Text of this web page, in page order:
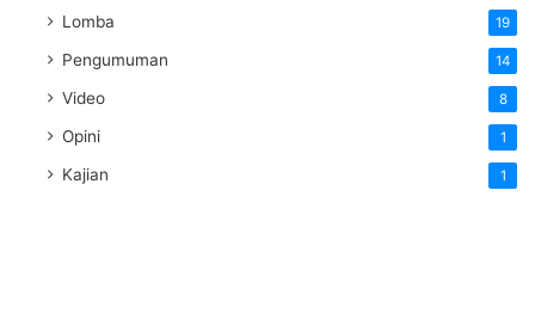
Lomba 19
Pengumuman 14
Video 8
Opini 1
Kajian 1